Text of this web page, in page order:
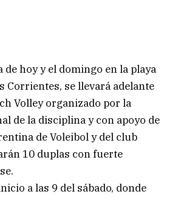
hoy y el domingo en la playa
Corrientes, se llevará adelante
Volley organizado por la
de la disciplina y con apoyo de
de Voleibol y del club
10 duplas con fuerte
a las 9 del sábado, donde